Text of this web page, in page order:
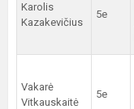
Karolis
Kazakevičius
5e
Vakarė
Vitkauskaitė
5e